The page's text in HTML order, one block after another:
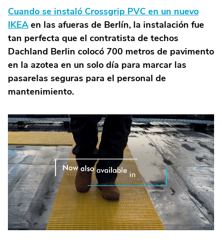
Cuando se instaló Crossgrip PVC en un nuevo
IKEAen las afueras de Berlín, la instalación fue
tan perfecta que el contratista de techos
Dachland Berlin colocó 700 metros de pavimento
en la azotea en un solo día para marcar las
pasarelas seguras para el personal de
mantenimiento.